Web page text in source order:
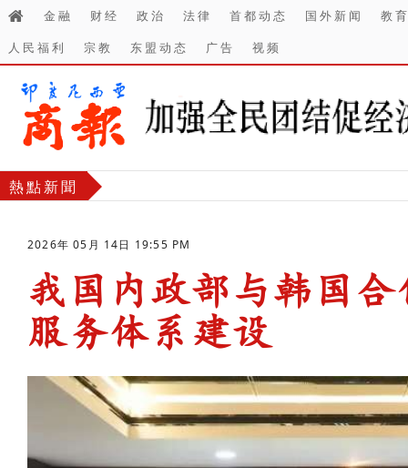
金融 财经 政治 法律 首都动态 国外新闻
教
人民福利
宗教 东盟动态 广告 视频
熱點新聞
2026年 05月 14日 19:55 PM
我国内政部与韩国
服务体系建设